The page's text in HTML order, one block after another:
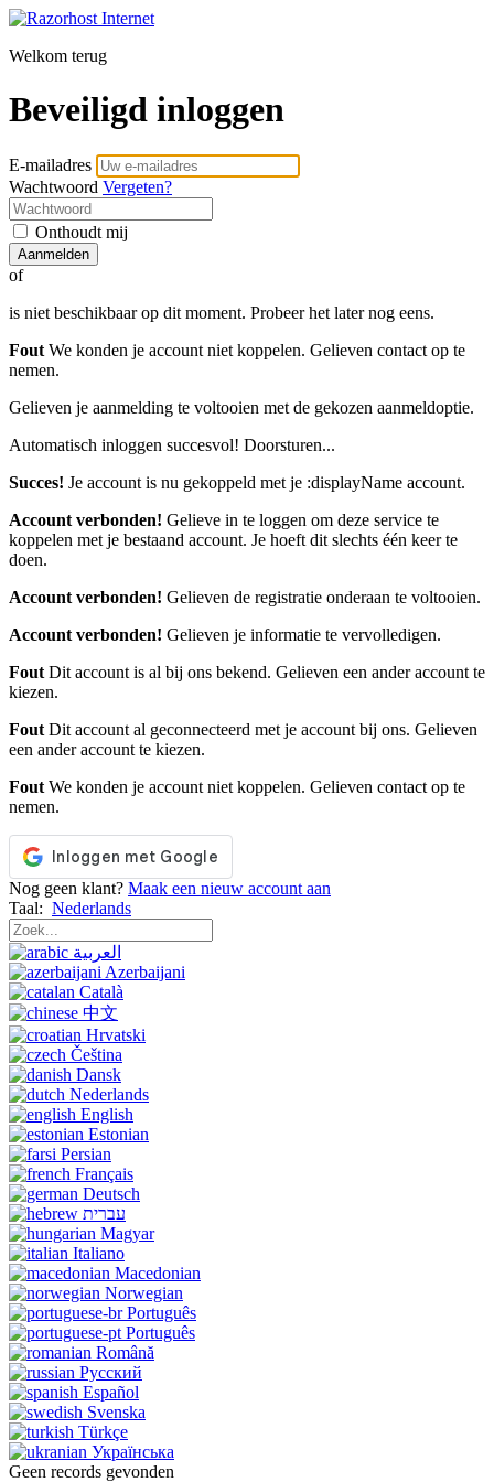
Welkom terug
Beveiligd inloggen
E-mailadres
Wachtwoord Vergeten?
Onthoudt mij
Aanmelden
of
is niet beschikbaar op dit moment. Probeer het later nog eens.
Fout We konden je account niet koppelen. Gelieven contact op te
nemen.
Gelieven je aanmelding te voltooien met de gekozen aanmeldoptie.
Automatisch inloggen succesvol! Doorsturen...
Succes! Je account is nu gekoppeld met je :displayName account.
Account verbonden! Gelieve in te loggen om deze service te
koppelen met je bestaand account. Je hoeft dit slechts één keer te
doen.
Account verbonden! Gelieven de registratie onderaan te voltooien.
Account verbonden! Gelieven je informatie te vervolledigen.
Fout Dit account is al bij ons bekend. Gelieven een ander account te
kiezen.
Fout Dit account al geconnecteerd met je account bij ons. Gelieven
een ander account te kiezen.
Fout We konden je account niet koppelen. Gelieven contact op te
nemen.
Nog geen klant? Maak een nieuw account aan
Taal: Nederlands
العربية
Azerbaijani
Català
中文
Hrvatski
Čeština
Dansk
Nederlands
English
Estonian
Persian
Français
Deutsch
עברית
Magyar
Italiano
Macedonian
Norwegian
Português
Português
Română
Русский
Español
Svenska
Türkçe
Українська
Geen records gevonden